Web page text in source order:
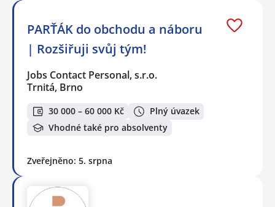
PARŤÁK do obchodu a náboru
| Rozšiřuji svůj tým!
Jobs Contact Personal, s.r.o.
Trnitá, Brno
30 000 – 60 000 Kč
Plný úvazek
Vhodné také pro absolventy
Zveřejněno: 5. srpna